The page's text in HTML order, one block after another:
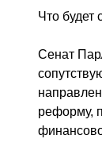
Что будет
Сенат
реформу,